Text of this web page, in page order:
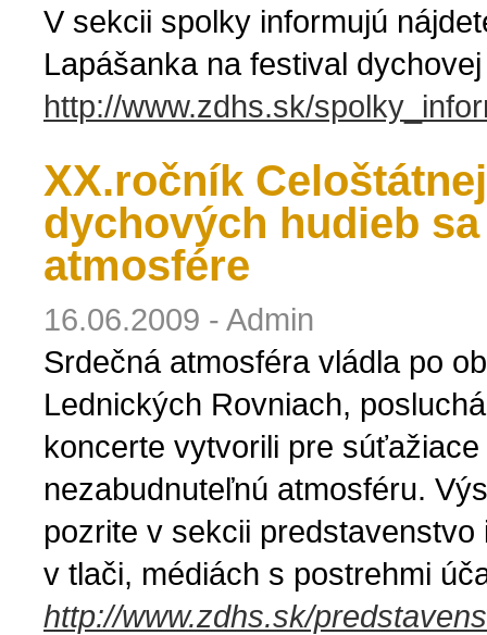
V sekcii spolky informujú
Lapášanka na festival
http://www.zdhs.sk/
XX.ročník
dychových hudieb
atmosfére
16.06.2009 - Admin
Srdečná atmosféra vládla po
Lednických Rovniach,
koncerte vytvorili pre
nezabudnuteľnú atmosféru.
pozrite v sekcii
v tlači, médiách s postrehmi
http://www.zdhs.sk/